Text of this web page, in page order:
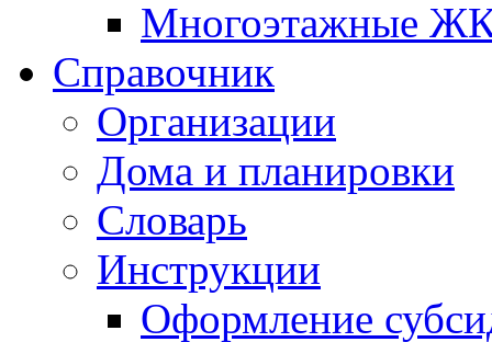
Многоэтажные
Справочник
Организации
Дома и планировки
Словарь
Инструкции
Оформление